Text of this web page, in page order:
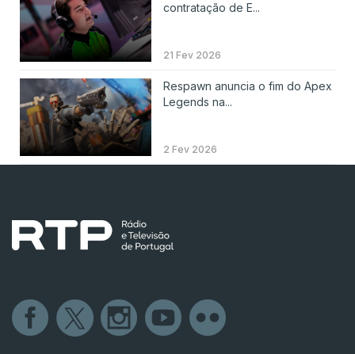
contratação de E...
21 Fev 2026
Respawn anuncia o fim do Apex
Legends na...
2 Fev 2026